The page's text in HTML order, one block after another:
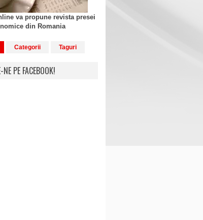
va propune revista presei
din Romania
Categorii Taguri
PE FACEBOOK!